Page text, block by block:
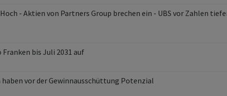
- Aktien von Partners Group brechen ein - UBS vor Zahlen
bis Juli 2031 auf
vor der Gewinnausschüttung Potenzial